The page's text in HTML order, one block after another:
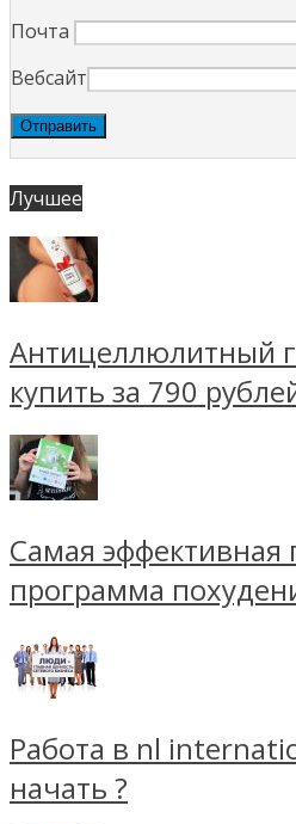
Почта
Вебсайт
Лучшее
Антицеллюлитный
купить за 790
Самая эффективная
программа
Работа в nl
начать ?